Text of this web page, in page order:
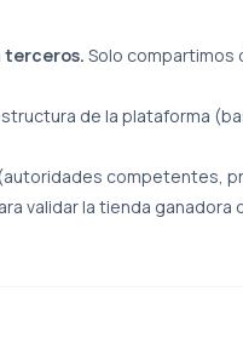
terceros. Solo compartimos
de la plataforma
competentes,
validar la tienda ganadora